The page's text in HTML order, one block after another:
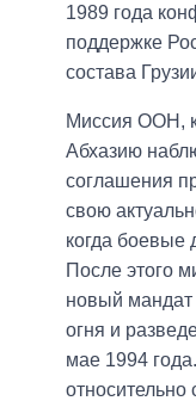
1989 года
поддержке
состава
Миссия ООН,
Абхазию
соглашения
свою
когда боевые
После этого
новый
огня и
мае 1994
относительно